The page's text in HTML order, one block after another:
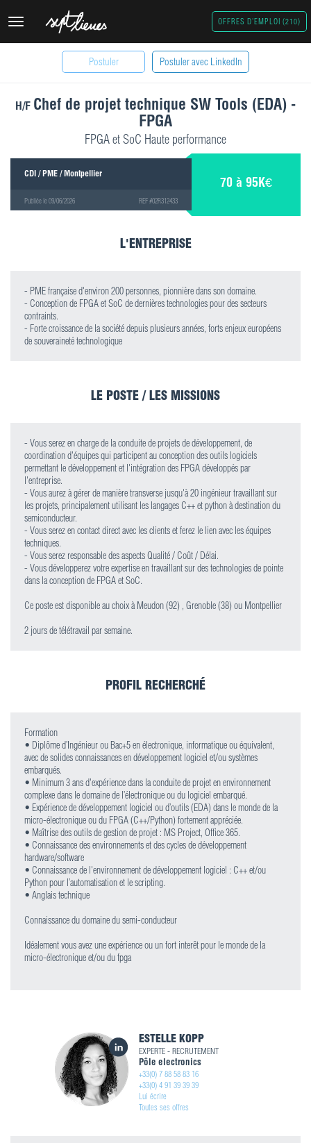
Toggle
OFFRES D'EMPLOI (210)
Postuler Postuler avec LinkedIn
H/F Chef de projet technique SW Tools (EDA) -
FPGA
FPGA et SoC Haute performance
CDI / PME / Montpellier
Publiée le 09/06/2026 REF #02R312433
70 à 95K€
L'ENTREPRISE
- PME française d'environ 200 personnes, pionnière dans son domaine.
- Conception de FPGA et SoC de dernières technologies pour des secteurs
contraints.
- Forte croissance de la société depuis plusieurs années, forts enjeux européens
de souveraineté technologique
LE POSTE / LES MISSIONS
- Vous serez en charge de la conduite de projets de développement, de
coordination d'équipes qui participent au conception des outils logiciels
permettant le développement et l'intégration des FPGA développés par
l'entreprise.
- Vous aurez à gérer de manière transverse jusqu'à 20 ingénieur travaillant sur
les projets, principalement utilisant les langages C++ et python à destination du
semiconducteur.
- Vous serez en contact direct avec les clients et ferez le lien avec les équipes
techniques.
- Vous serez responsable des aspects Qualité / Coût / Délai.
- Vous développerez votre expertise en travaillant sur des technologies de pointe
dans la conception de FPGA et SoC.
Ce poste est disponible au choix à Meudon (92) , Grenoble (38) ou Montpellier
2 jours de télétravail par semaine.
PROFIL RECHERCHÉ
Formation
• Diplôme d’Ingénieur ou Bac+5 en électronique, informatique ou équivalent,
avec de solides connaissances en développement logiciel et/ou systèmes
embarqués.
• Minimum 3 ans d'expérience dans la conduite de projet en environnement
complexe dans le domaine de l’électronique ou du logiciel embarqué.
• Expérience de développement logiciel ou d’outils (EDA) dans le monde de la
micro-électronique ou du FPGA (C++/Python) fortement appréciée.
• Maîtrise des outils de gestion de projet : MS Project, Office 365.
• Connaissance des environnements et des cycles de développement
hardware/software
• Connaissance de l'environnement de développement logiciel : C++ et/ou
Python pour l’automatisation et le scripting.
• Anglais technique
Connaissance du domaine du semi-conducteur
Idéalement vous avez une expérience ou un fort interêt pour le monde de la
micro-électronique et/ou du fpga
ESTELLE KOPP
EXPERTE - RECRUTEMENT
Pôle electronics
+33(0) 7 88 58 83 16
+33(0) 4 91 39 39 39
Lui écrire
Toutes ses offres